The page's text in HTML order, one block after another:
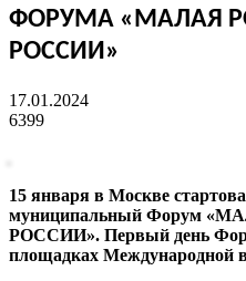
ФОРУМА «МАЛАЯ
РОССИИ»
17.01.2024
6399
15 января в Москве
муниципальный Форум
РОССИИ». Первый день
площадках Международной